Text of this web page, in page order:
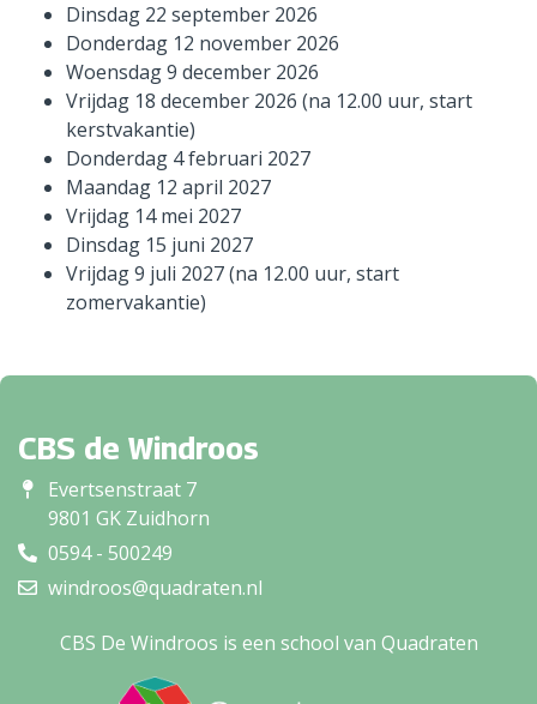
Dinsdag 22 september 2026
Donderdag 12 november 2026
Woensdag 9 december 2026
Vrijdag 18 december 2026 (na 12.00 uur, start
kerstvakantie)
Donderdag 4 februari 2027
Maandag 12 april 2027
Vrijdag 14 mei 2027
Dinsdag 15 juni 2027
Vrijdag 9 juli 2027 (na 12.00 uur, start
zomervakantie)
CBS de Windroos
Evertsenstraat 7
9801 GK Zuidhorn
0594 - 500249
windroos@quadraten.nl
CBS De Windroos is een school van Quadraten